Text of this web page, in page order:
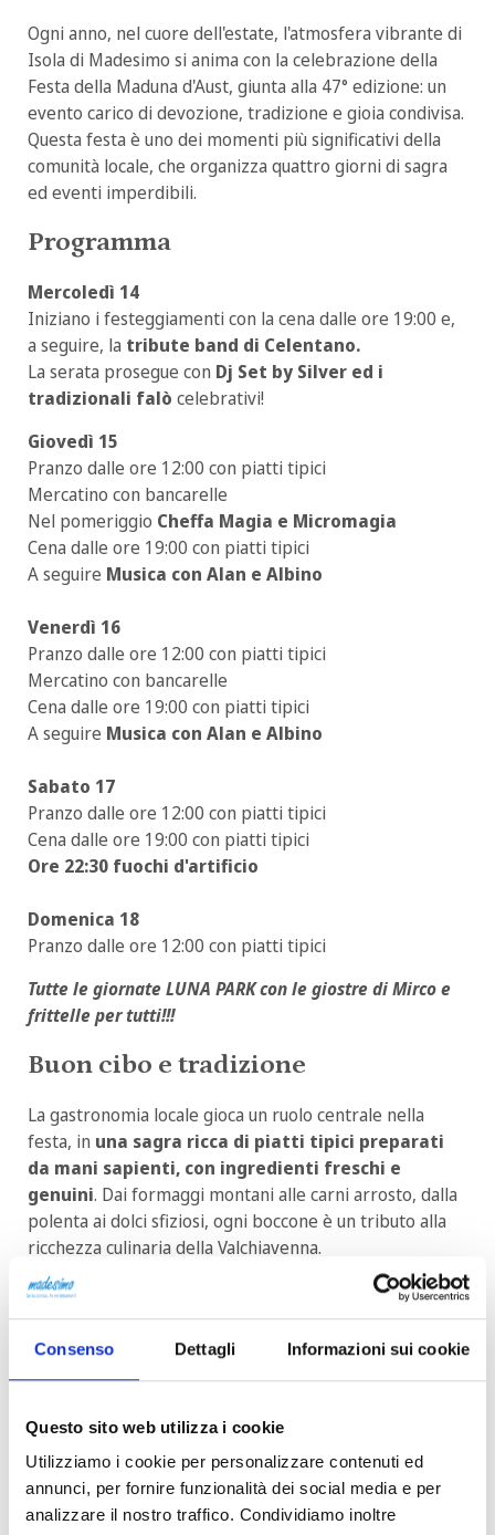
Consenso Dettagli Informazioni sui cookie
Questo sito web utilizza i cookie
Utilizziamo i cookie per personalizzare contenuti ed
annunci, per fornire funzionalità dei social media e per
analizzare il nostro traffico. Condividiamo inoltre
Ogni anno, nel cuore dell'estate, l'atmosfera vibrante di
Isola di Madesimo si anima con la celebrazione della
Festa della Maduna d'Aust, giunta alla 47° edizione: un
evento carico di devozione, tradizione e gioia condivisa.
Questa festa è uno dei momenti più significativi della
comunità locale, che organizza quattro giorni di sagra
ed eventi imperdibili.
Programma
Mercoledì 14
Iniziano i festeggiamenti con la cena dalle ore 19:00 e,
a seguire, la tribute band di Celentano.
La serata prosegue con Dj Set by Silver ed i
tradizionali falò celebrativi!
Giovedì 15
Pranzo dalle ore 12:00 con piatti tipici
Mercatino con bancarelle
Nel pomeriggio Cheffa Magia e Micromagia
Cena dalle ore 19:00 con piatti tipici
A seguire Musica con Alan e Albino
Venerdì 16
Pranzo dalle ore 12:00 con piatti tipici
Mercatino con bancarelle
Cena dalle ore 19:00 con piatti tipici
A seguire Musica con Alan e Albino
Sabato 17
Pranzo dalle ore 12:00 con piatti tipici
Cena dalle ore 19:00 con piatti tipici
Ore 22:30 fuochi d'artificio
Domenica 18
Pranzo dalle ore 12:00 con piatti tipici
Tutte le giornate LUNA PARK con le giostre di Mirco e
frittelle per tutti!!!
Buon cibo e tradizione
La gastronomia locale gioca un ruolo centrale nella
festa, in una sagra ricca di piatti tipici preparati
da mani sapienti, con ingredienti freschi e
genuini. Dai formaggi montani alle carni arrosto, dalla
polenta ai dolci sfiziosi, ogni boccone è un tributo alla
ricchezza culinaria della Valchiavenna.
In conclusione, la Festa della Maduna d'Aust è
un'esperienza che incanta i sensi e nutre l'anima. È
un'occasione per celebrare la ricca cultura e le